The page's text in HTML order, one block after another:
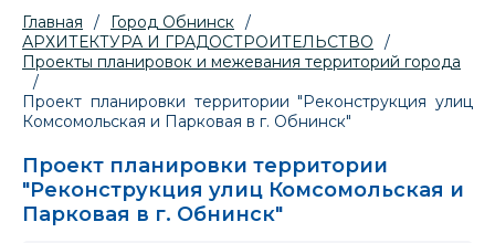
Главная / Город Обнинск /
АРХИТЕКТУРА И ГРАДОСТРОИТЕЛЬСТВО
/
Проекты планировок и межевания территорий города
/
Проект планировки территории "Реконструкция улиц
Комсомольская и Парковая в г. Обнинск"
Проект планировки территории
"Реконструкция улиц Комсомольская и
Парковая в г. Обнинск"